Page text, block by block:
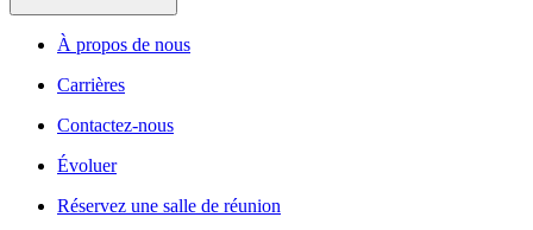
À propos de nous
Carrières
Contactez-nous
Évoluer
Réservez une salle de réunion